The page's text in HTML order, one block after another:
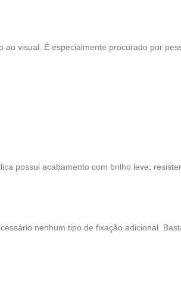
visual. É especialmente procurado por
possui acabamento com brilho leve,
nenhum tipo de fixação adicional.